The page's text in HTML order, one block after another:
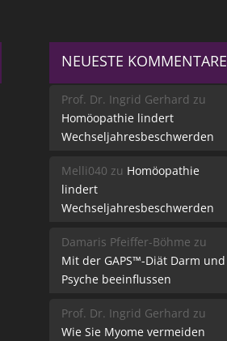
NEUESTE KOMMENTARE
Prof. Dr. Ingrid Gerhard zu
Homöopathie lindert
Wechseljahresbeschwerden
Melli040 zu Homöopathie
lindert
Wechseljahresbeschwerden
Damaris Pfeiffer-Böhme zu
Mit der GAPS™-Diät Darm und
Psyche beeinflussen
Prof. Dr. Ingrid Gerhard zu
Wie Sie Myome vermeiden